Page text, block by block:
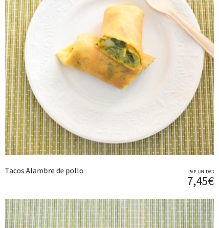
Tacos Alambre de pollo P.V.P. UNIDAD
7,45€